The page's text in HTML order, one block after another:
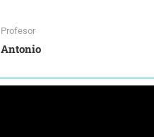
Profesor
Antonio